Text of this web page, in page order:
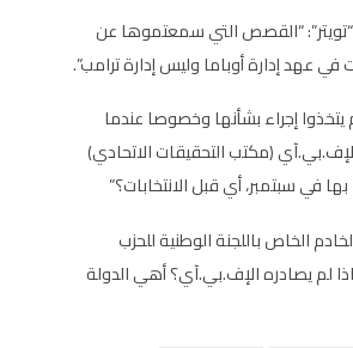
“القصص التي سمعتموها عن
إجراء بشأنها وخصوصا عندما
(مكتب التحقيقات الاتحادي)
بها في سبتمبر، أي قبل الانتخابات؟”
الخاص باللجنة الوطنية للحزب
لم يصادره الإف.بي.آي؟ أهي الدولة